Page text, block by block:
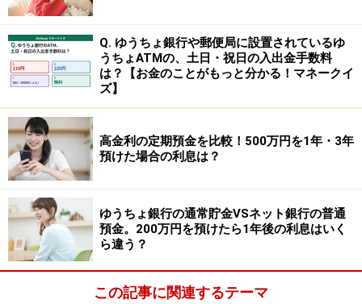
どのような時に手数料が発生するのか、銀行のホームペ
ージをチェックしてみましょう。
どの銀行のホームページにも手数料一覧（料金一覧）と
いうページが設けられているはずです。
そこには、
「ATMの利用時間と手数料」
「提携しているATMと手数料」
「使えないATM」
などの情報が掲載されています。
Q. ゆうちょ銀行や郵便局に設置されているゆ
うちょATMの、土日・祝日の入出金手数料
は？【お金のことがもっと分かる！マネークイ
ズ】
高金利の定期預金を比較！500万円を1年・3年
預けた場合の利息は？
ゆうちょ銀行の通常貯金VSネット銀行の普通
預金。200万円を預けたら1年後の利息はいく
ら違う？
この記事に関連するテーマ